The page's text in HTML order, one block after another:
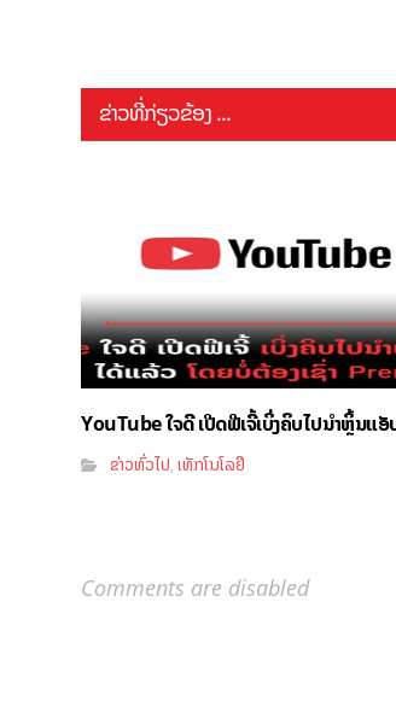
ຂ່າວທີ່ກ່ຽວຂ້ອງ ...
YouTube ໃຈດີ ເປີດຟີເຈີ້ເບິ່ງຄິບໄປນຳຫຼິ້ນແ
ຂ່າວທົ່ວໄປ,ເທັກໂນໂລຢີ
Comments are disabled